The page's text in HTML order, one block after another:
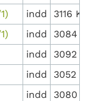
indd
3116 KB
indd
3084
indd
3092
indd
3052
indd
3080